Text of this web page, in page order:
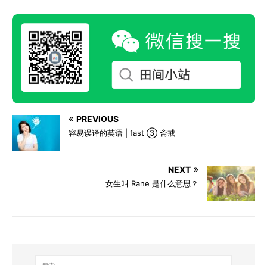
PREVIOUS
容易误译的英语 | fast ③ 斋戒
NEXT
女生叫 Rane 是什么意思？